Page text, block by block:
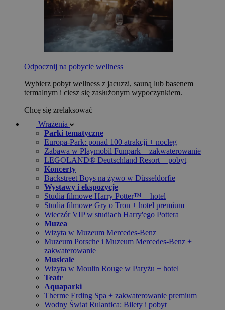
Odpocznij na pobycie wellness
Wybierz pobyt wellness z jacuzzi, sauną lub basenem
termalnym i ciesz się zasłużonym wypoczynkiem.
Chcę się zrelaksować
Wrażenia
Parki tematyczne
Europa-Park: ponad 100 atrakcji + nocleg
Zabawa w Playmobil Funpark + zakwaterowanie
LEGOLAND® Deutschland Resort + pobyt
Koncerty
Backstreet Boys na żywo w Düsseldorfie
Wystawy i ekspozycje
Studia filmowe Harry Potter™ + hotel
Studia filmowe Gry o Tron + hotel premium
Wieczór VIP w studiach Harry'ego Pottera
Muzea
Wizyta w Muzeum Mercedes-Benz
Muzeum Porsche i Muzeum Mercedes-Benz +
zakwaterowanie
Musicale
Wizyta w Moulin Rouge w Paryżu + hotel
Teatr
Aquaparki
Therme Erding Spa + zakwaterowanie premium
Wodny Świat Rulantica: Bilety i pobyt